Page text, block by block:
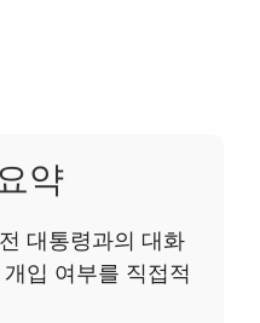
약
대통령과의 대화
입 여부를 직접적